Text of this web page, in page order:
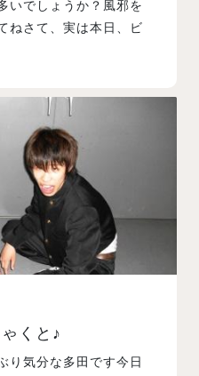
いでしょうか？風邪を
ねさて、実は本日、ビ
くと♪
り気分な多田です今日